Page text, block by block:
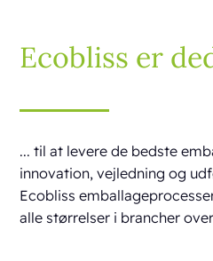
Ecobliss er
... til at levere de bedste
innovation, vejledning og
Ecobliss
alle størrelser i brancher